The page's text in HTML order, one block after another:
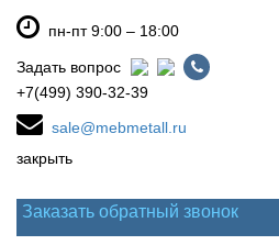
пн-пт 9:00 – 18:00
Задать вопрос
+7(499) 390-32-39
sale@mebmetall.ru
закрыть
Заказать обратный звонок